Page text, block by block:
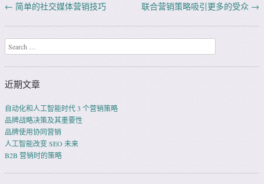
Post navigation
← 简单的社交媒体营销技巧 联合营销策略吸引更多的受众 →
Search
近期文章
自动化和人工智能时代 3 个营销策略
品牌战略决策及其重要性
品牌使用协同营销
人工智能改变 SEO 未来
B2B 营销时的策略